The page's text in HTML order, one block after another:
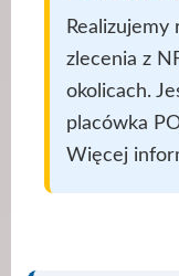
zlecenia z
okolicach.
placówka
Więcej